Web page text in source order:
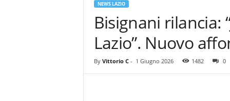
NEWS LAZIO
Bisignani rilancia:
Lazio”. Nuovo
By Vittorio C- 1 Giugno 2026 1482 0